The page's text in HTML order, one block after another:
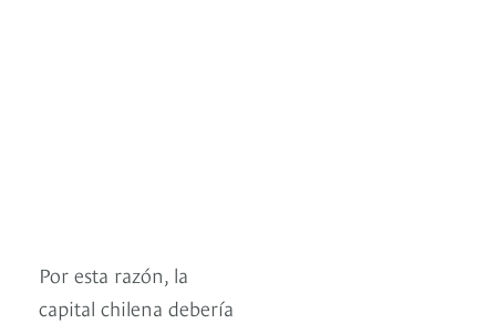
Por esta razón, la
capital chilena debería